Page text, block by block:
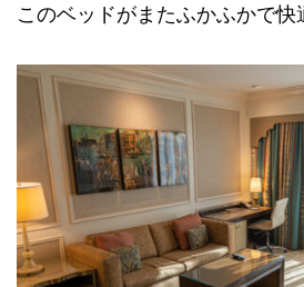
このベッドがまたふかふかで快